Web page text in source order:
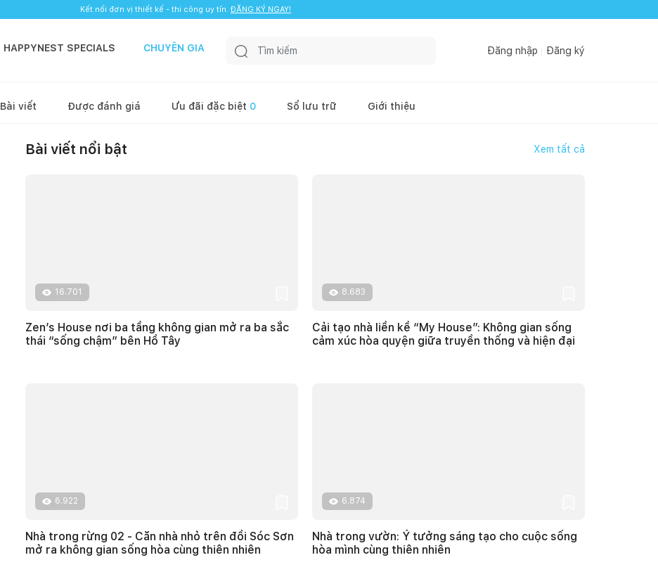
Kết nối đơn vị thiết kế - thi công uy tín. ĐĂNG KÝ NGAY!
HAPPYNEST SPECIALS CHUYÊN GIA Đăng nhập Đăng ký
Bài viết Được đánh giá Ưu đãi đặc biệt 0 Sổ lưu trữ Giới thiệu
Bài viết nổi bật Xem tất cả
16.701
Zen’s House nơi ba tầng không gian mở ra ba sắc
thái “sống chậm” bên Hồ Tây
8.683
Cải tạo nhà liền kề “My House”: Không gian sống
cảm xúc hòa quyện giữa truyền thống và hiện đại
6.922
Nhà trong rừng 02 - Căn nhà nhỏ trên đồi Sóc Sơn
mở ra không gian sống hòa cùng thiên nhiên
6.874
Nhà trong vườn: Ý tưởng sáng tạo cho cuộc sống
hòa mình cùng thiên nhiên